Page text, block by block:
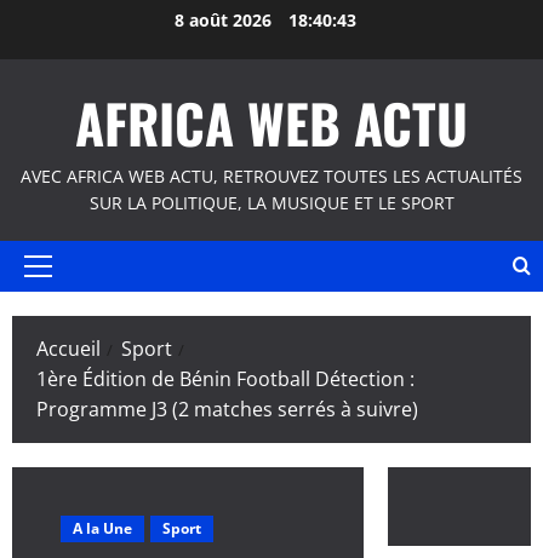
8 août 2026 18:40:43
AFRICA WEB ACTU
AVEC AFRICA WEB ACTU, RETROUVEZ TOUTES LES ACTUALITÉS
SUR LA POLITIQUE, LA MUSIQUE ET LE SPORT
Menu
Accueil
Sport
1ère Édition de Bénin Football Détection :
Programme J3 (2 matches serrés à suivre)
A la Une Sport